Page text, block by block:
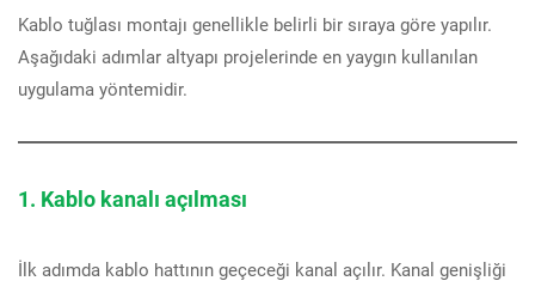
Kablo tuğlası montajı genellikle belirli bir sıraya göre yapılır.
Aşağıdaki adımlar altyapı projelerinde en yaygın kullanılan
uygulama yöntemidir.
1. Kablo kanalı açılması
İlk adımda kablo hattının geçeceği kanal açılır. Kanal genişliği